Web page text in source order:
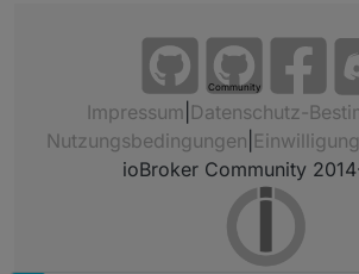
Community
Impressum Datenschutz-
Nutzungsbedingungen
ioBroker Community